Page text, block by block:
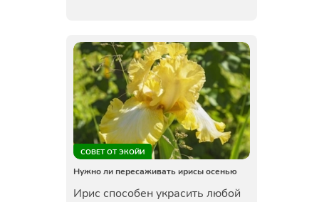
СОВЕТ ОТ ЭКОЙИ
Нужно ли пересаживать ирисы осенью
Ирис способен украсить любой